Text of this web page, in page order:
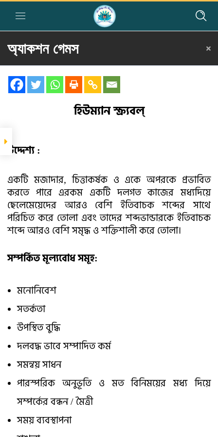
Home»Courses»Group I
অ্যাকশন গেমস
SAMPLE GAMES
ডিং ডং বেল
খেলা
হিউম্যান স্ক্র‍্যবল্
উদ্দেশ্য :
একটি মজাদার, চিত্তাকর্ষক ও একে অপরকে প্রভাবিত
করতে পারে এরকম একটি দলগত কাজের মধ্যদিয়ে
ছেলেমেয়েদের আরও বেশি ইতিবাচক শব্দের সাথে
পরিচিত করে তোলা এবং তাদের শব্দভান্ডারকে ইতিবাচক
শব্দে আরও বেশি সমৃদ্ধ ও শক্তিশালী করে তোলা।
সম্পর্কিত মূল্যবোধ সমূহ:
মনোনিবেশ
সতর্কতা
উপস্থিত বুদ্ধি
দলবদ্ধ ভাবে সম্পাদিত কর্ম
সমন্বয় সাধন
পারস্পরিক অনুভূতি ও মত বিনিময়ের মধ্য দিয়ে
সম্পর্কের বন্ধন / মৈত্রী
সময় ব্যবস্থাপনা